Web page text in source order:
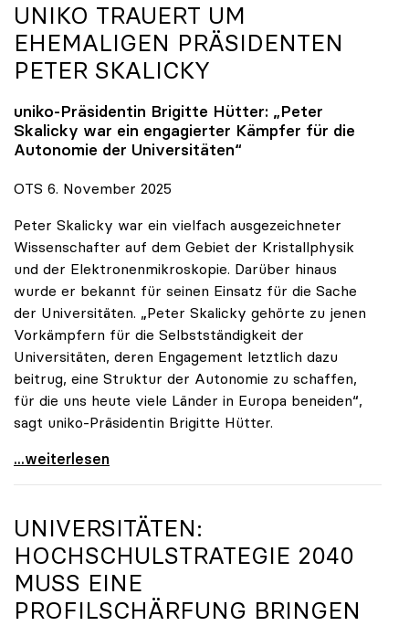
UNIKO TRAUERT UM
EHEMALIGEN PRÄSIDENTEN
PETER SKALICKY
uniko-Präsidentin Brigitte Hütter: „Peter
Skalicky war ein engagierter Kämpfer für die
Autonomie der Universitäten“
OTS 6. November 2025
Peter Skalicky war ein vielfach ausgezeichneter
Wissenschafter auf dem Gebiet der Kristallphysik
und der Elektronenmikroskopie. Darüber hinaus
wurde er bekannt für seinen Einsatz für die Sache
der Universitäten. „Peter Skalicky gehörte zu jenen
Vorkämpfern für die Selbstständigkeit der
Universitäten, deren Engagement letztlich dazu
beitrug, eine Struktur der Autonomie zu schaffen,
für die uns heute viele Länder in Europa beneiden“,
sagt uniko-Präsidentin Brigitte Hütter.
uniko trauert um ehemaligen Präsidenten Peter
...weiterlesen
UNIVERSITÄTEN:
HOCHSCHULSTRATEGIE 2040
MUSS EINE
PROFILSCHÄRFUNG BRINGEN